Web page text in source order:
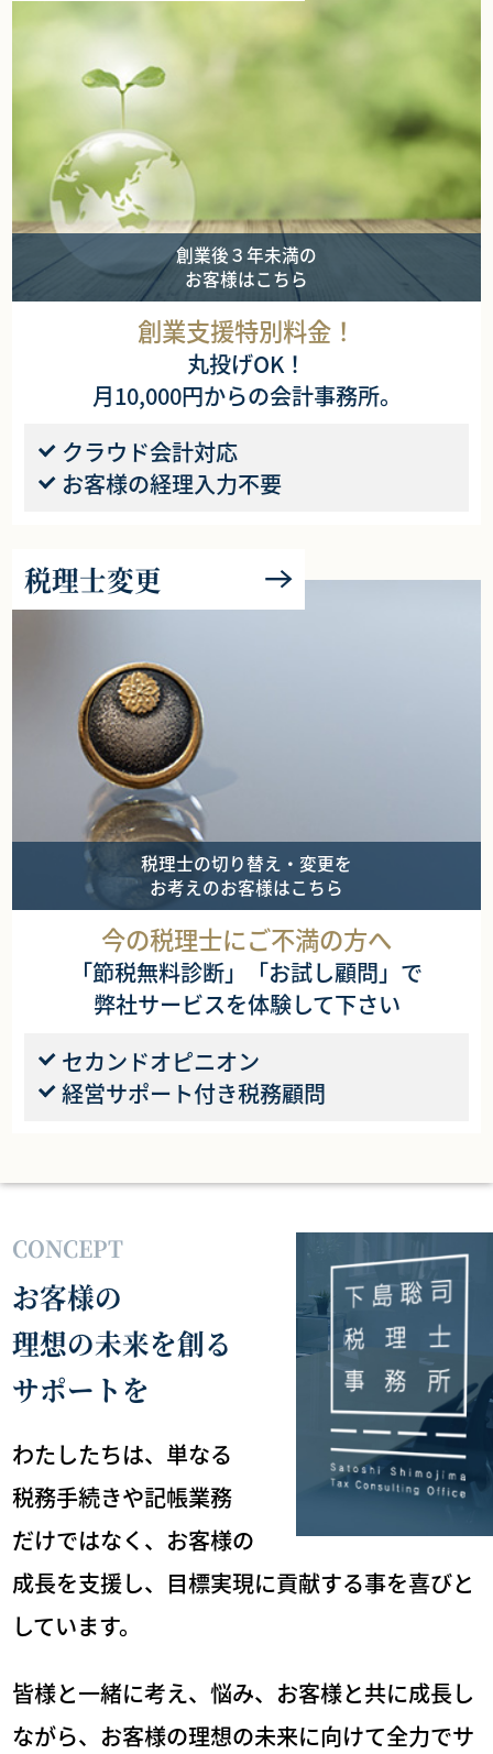
創業後３年未満の
お客様はこちら
創業支援特別料金！
丸投げOK！
月10,000円からの会計事務所。
クラウド会計対応
お客様の経理入力不要
税理士変更
税理士の切り替え・変更を
お考えのお客様はこちら
今の税理士にご不満の方へ
「節税無料診断」「お試し顧問」で
弊社サービスを体験して下さい
セカンドオピニオン
経営サポート付き税務顧問
CONCEPT
お客様の
理想の未来を創る
サポートを
わたしたちは、単なる
税務手続きや記帳業務
だけではなく、 お客様の
成長を支援し、目標実現に貢献する事を喜びと
しています。
皆様と一緒に考え、悩み、お客様と共に成長し
ながら、 お客様の理想の未来に向けて全力でサ